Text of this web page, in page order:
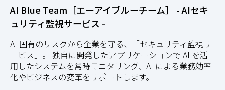
AI Blue Team［エーアイブルーチーム］ - AIセキ
ュリティ監視サービス -
AI 固有のリスクから企業を守る、「セキュリティ監視サ
ービス」。 独自に開発したアプリケーションで AI を活
用したシステムを常時モニタリング、AI による業務効率
化やビジネスの変革をサポートします。